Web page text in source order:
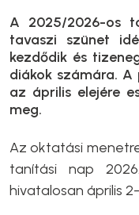
A 2025/2026-os
tavaszi szünet
kezdődik és
diákok számára. A
az április elejére
meg.
Az oktatási
tanítási nap
hivatalosan április